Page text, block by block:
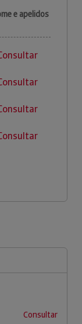
e apelidos
Consultar